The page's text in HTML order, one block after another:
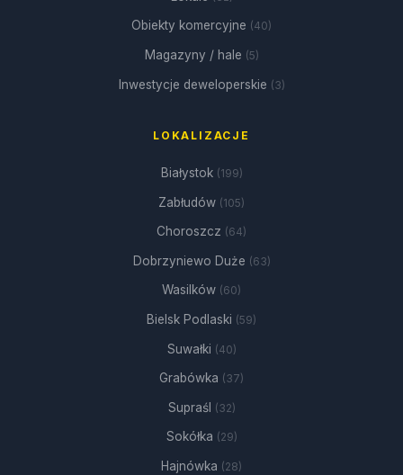
Obiekty komercyjne (40)
Magazyny / hale (5)
Inwestycje deweloperskie (3)
LOKALIZACJE
Białystok (199)
Zabłudów (105)
Choroszcz (64)
Dobrzyniewo Duże (63)
Wasilków (60)
Bielsk Podlaski (59)
Suwałki (40)
Grabówka (37)
Supraśl (32)
Sokółka (29)
Hajnówka (28)